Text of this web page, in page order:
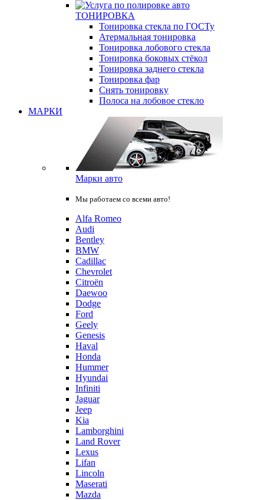
ТОНИРОВКА
Тонировка стекла по ГОСТу
Атермальная тонировка
Тонировка лобового стекла
Тонировка боковых стёкол
Тонировка заднего стекла
Тонировка фар
Снять тонировку
Полоса на лобовое стекло
МАРКИ
Марки авто
Мы работаем со всеми авто!
Alfa Romeo
Audi
Bentley
BMW
Cadillac
Chevrolet
Citroën
Daewoo
Dodge
Ford
Geely
Genesis
Haval
Honda
Hummer
Hyundai
Infiniti
Jaguar
Jeep
Kia
Lamborghini
Land Rover
Lexus
Lifan
Lincoln
Maserati
Mazda